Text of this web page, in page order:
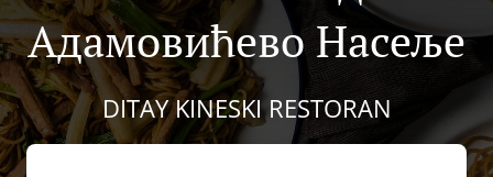
Адамовићево Насеље
DITAY KINESKI RESTORAN